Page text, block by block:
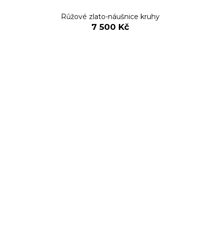
Růžové zlato-náušnice kruhy
7 500 Kč